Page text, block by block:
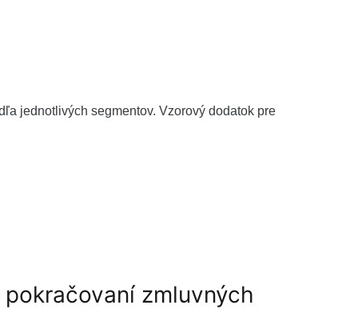
jednotlivých segmentov. Vzorový dodatok pre
zmluvných